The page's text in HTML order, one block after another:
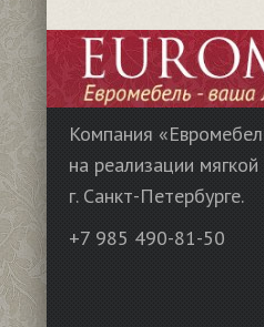
Компания
на реализации
г. Санкт-Петербурге.
+7 985 490-81-50